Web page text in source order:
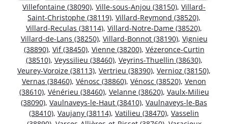
Villefontaine (38090), Ville-sous-Anjou (38150), Villard-
Saint-Christophe (38119), Villard-Reymond (38520),
Villard-Reculas (38114), Villard-Notre-Dame (38520),
Villard-de-Lans (38250), Villard-Bonnot (38190), Vignieu
(38890), Vif (38450), Vienne (38200), Vézeronce-Curtin
(38510), Veyssilieu (38460), Veyrins-Thuellin (38630),
Veurey-Voroize (38113), Vertrieu (38390), Vernioz (38150),
Vernas (38460), Vénosc (38860), Vénosc (38520), Venon
(38610), Vénérieu (38460), Velanne (38620), Vaulx-Milieu
(38090), Vaulnaveys-le-Haut (38410), Vaulnaveys-le-Bas
(38410), Vaujany (38114), Vatilieu (38470), Vasselin